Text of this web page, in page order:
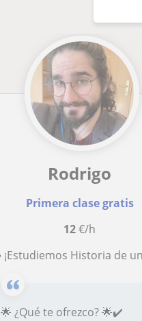
Rodrigo
Primera clase gratis
12€/h
📚 ¡Estudiemos Historia de una forma
🌟 ¿Qué te ofrezco? 🌟✔️